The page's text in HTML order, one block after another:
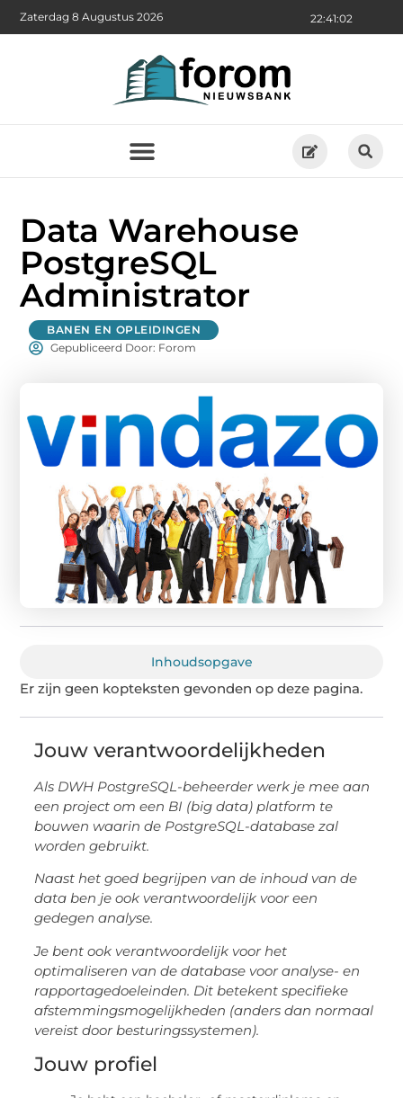
22:41:03
Zaterdag 8 Augustus 2026
Data Warehouse
PostgreSQL
Administrator
BANEN EN OPLEIDINGEN
Gepubliceerd Door: Forom
Inhoudsopgave
Er zijn geen kopteksten gevonden op deze pagina.
Jouw verantwoordelijkheden
Als DWH PostgreSQL-beheerder werk je mee aan
een project om een ​​BI (big data) platform te
bouwen waarin de PostgreSQL-database zal
worden gebruikt.
Naast het goed begrijpen van de inhoud van de
data ben je ook verantwoordelijk voor een
gedegen analyse.
Je bent ook verantwoordelijk voor het
optimaliseren van de database voor analyse- en
rapportagedoeleinden. Dit betekent specifieke
afstemmingsmogelijkheden (anders dan normaal
vereist door besturingssystemen).
Jouw profiel